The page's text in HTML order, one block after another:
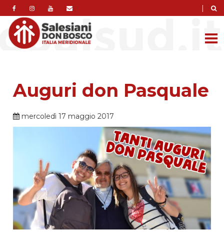
|
Auguri don Pasquale
mercoledì 17 maggio 2017